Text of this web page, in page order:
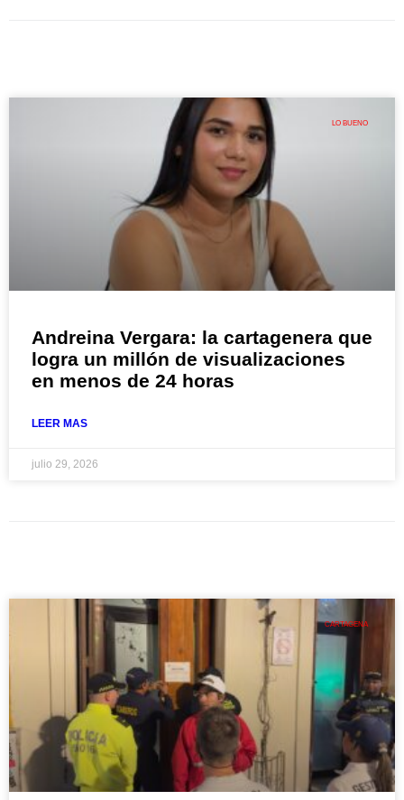
LO BUENO
Andreina Vergara: la cartagenera que
logra un millón de visualizaciones
en menos de 24 horas
LEER MAS
julio 29, 2026
CARTAGENA